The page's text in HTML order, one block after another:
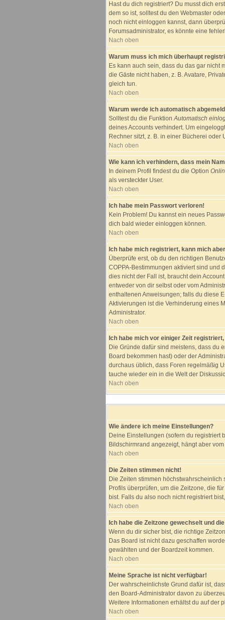
Hast du dich registriert? Du musst dich
dem so ist, solltest du den Webmaster
noch nicht einloggen kannst, dann
Forumsadministrator, es könnte eine
Nach oben
Warum muss ich mich überhaupt
Es kann auch sein, dass du das gar nicht
die Gäste nicht haben, z. B. Avatare,
gleich tun.
Nach oben
Warum werde ich automatisch
Solltest du die FunktionAutomatisch
deines Accounts verhindert. Um
Rechner sitzt, z. B. in einer Bücherei oder
Nach oben
Wie kann ich verhindern, dass mein
In deinem Profil findest du die Option
als versteckter User.
Nach oben
Ich habe mein Passwort verloren!
Kein Problem! Du kannst ein neues
dich bald wieder einloggen können.
Nach oben
Ich habe mich registriert, kann mich
Überprüfe erst, ob du den richtigen
COPPA-Bestimmungen aktiviert sind und
dies nicht der Fall ist, braucht dein
entweder von dir selbst oder vom
enthaltenen Anweisungen; falls du diese
Aktivierungen ist die Verhinderung eines
Administrator.
Nach oben
Ich habe mich vor einiger Zeit
Die Gründe dafür sind meistens, dass du
Board bekommen hast) oder der
durchaus üblich, dass Foren regelmäßig
tauche wieder ein in die Welt der
Nach oben
Wie ändere ich meine Einstellungen?
Deine Einstellungen (sofern du registriert
Bildschirmrand angezeigt, hängt aber
Nach oben
Die Zeiten stimmen nicht!
Die Zeiten stimmen
Profils überprüfen, um die Zeitzone, die
bist. Falls du also noch nicht registriert
Nach oben
Ich habe die Zeitzone gewechselt und
Wenn du dir sicher bist, die richtige
Das Board ist nicht dazu geschaffen
gewählten und der Boardzeit kommen.
Nach oben
Meine Sprache ist nicht verfügbar!
Der wahrscheinlichste Grund dafür ist,
den Board-Administrator davon zu
Weitere Informationen erhältst du auf der
Nach oben